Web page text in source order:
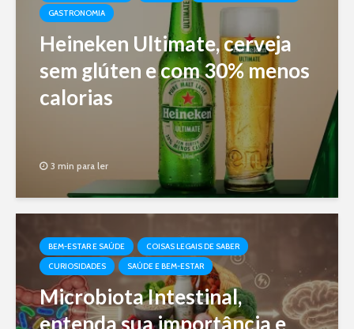
GASTRONOMIA
Heineken Ultimate, cerveja
sem glúten e com 30% menos
calorias
3 min para ler
BEM-ESTAR E SAÚDE
COISAS LEGAIS DE SABER
CURIOSIDADES
SAÚDE E BEM-ESTAR
Microbiota Intestinal,
entenda sua importância e